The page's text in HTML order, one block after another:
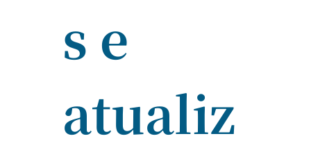
s e
atualiz